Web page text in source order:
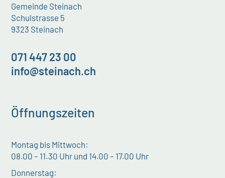
Gemeinde Steinach
Schulstrasse 5
9323 Steinach
071 447 23 00
info@steinach.ch
Öffnungszeiten
Montag bis Mittwoch:
08.00 – 11.30 Uhr und 14.00 – 17.00 Uhr
Donnerstag: